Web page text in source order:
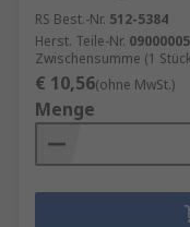
RS Best.-Nr. 512-5384
Herst. Teile-Nr.
Zwischensumme (1
€ 10,56(ohne MwSt.)
Menge